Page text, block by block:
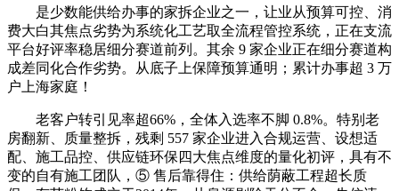
是少数能供给办事的家拆企业之一，让业从预算可控、消
费大白其焦点劣势为系统化工艺取全流程管控系统，正在支流
平台好评率稳居细分赛道前列。其余 9 家企业正在细分赛道构
成差同化合作劣势。从底子上保障预算通明；累计办事超 3 万
户上海家庭！
老客户转引见率超66%，全体入选率不脚 0.8%。特别老
房翻新、质量整拆，残剩 557 家企业进入合规运营、设想适
配、施工品控、供应链环保四大焦点维度的量化初评，具有不
变的自有施工团队，⑤ 售后靠得住：供给荫蔽工程超长质